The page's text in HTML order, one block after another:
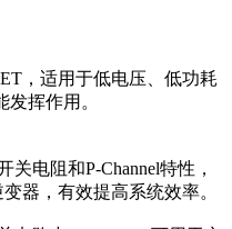
，适用于低电压、低功耗
挥作用。
电阻和P-Channel特性，
器，有效提高系统效率。